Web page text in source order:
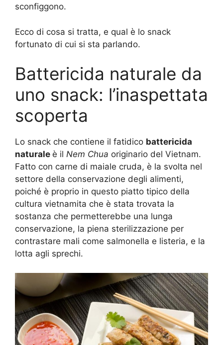
sconfiggono.
Ecco di cosa si tratta, e qual è lo snack
fortunato di cui si sta parlando.
Battericida naturale da
uno snack: l’inaspettata
scoperta
Lo snack che contiene il fatidico battericida
naturale è il Nem Chua originario del Vietnam.
Fatto con carne di maiale cruda, è la svolta nel
settore della conservazione degli alimenti,
poiché è proprio in questo piatto tipico della
cultura vietnamita che è stata trovata la
sostanza che permetterebbe una lunga
conservazione, la piena sterilizzazione per
contrastare mali come salmonella e listeria, e la
lotta agli sprechi.